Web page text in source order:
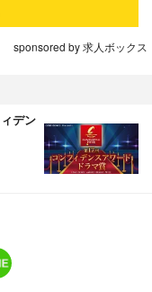
sponsored by 求人ボックス
デン